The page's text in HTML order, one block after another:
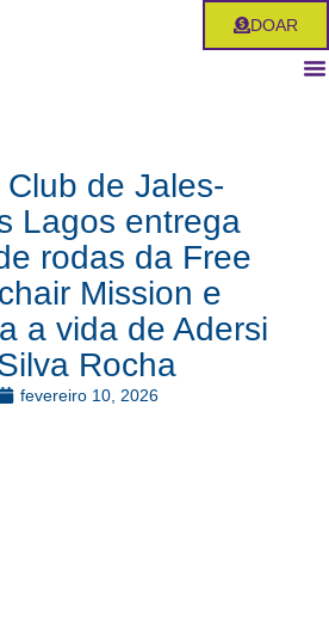
DOAR
Club de Jales-
Lagos entrega
rodas da Free
Mission e
a vida de Adersi
Rocha
fevereiro 10, 2026